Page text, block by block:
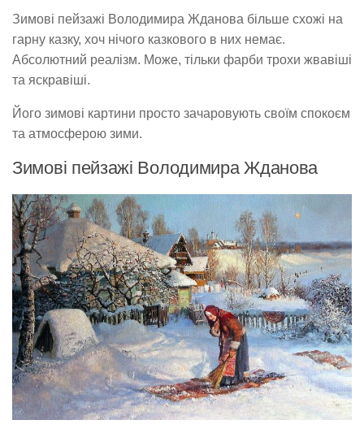
Зимові пейзажі Володимира Жданова більше схожі на
гарну казку, хоч нічого казкового в них немає.
Абсолютний реалізм. Може, тільки фарби трохи жвавіші
та яскравіші.
Його зимові картини просто зачаровують своїм спокоєм
та атмосферою зими.
Зимові пейзажі Володимира Жданова